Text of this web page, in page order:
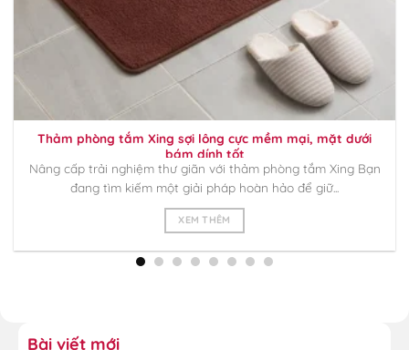
Thảm phòng tắm Xing sợi lông cực mềm mại, mặt dưới
bám dính tốt
Nâng cấp trải nghiệm thư giãn với thảm phòng tắm Xing Bạn
đang tìm kiếm một giải pháp hoàn hảo để giữ...
XEM THÊM
Bài viết mới